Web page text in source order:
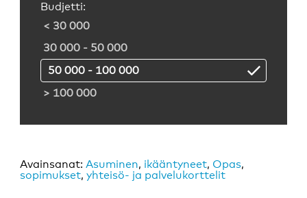
Budjetti:
< 30 000
30 000 - 50 000
50 000 - 100 000
> 100 000
Avainsanat:Asuminen, ikääntyneet, Opas,
sopimukset,yhteisö- ja palvelukorttelit